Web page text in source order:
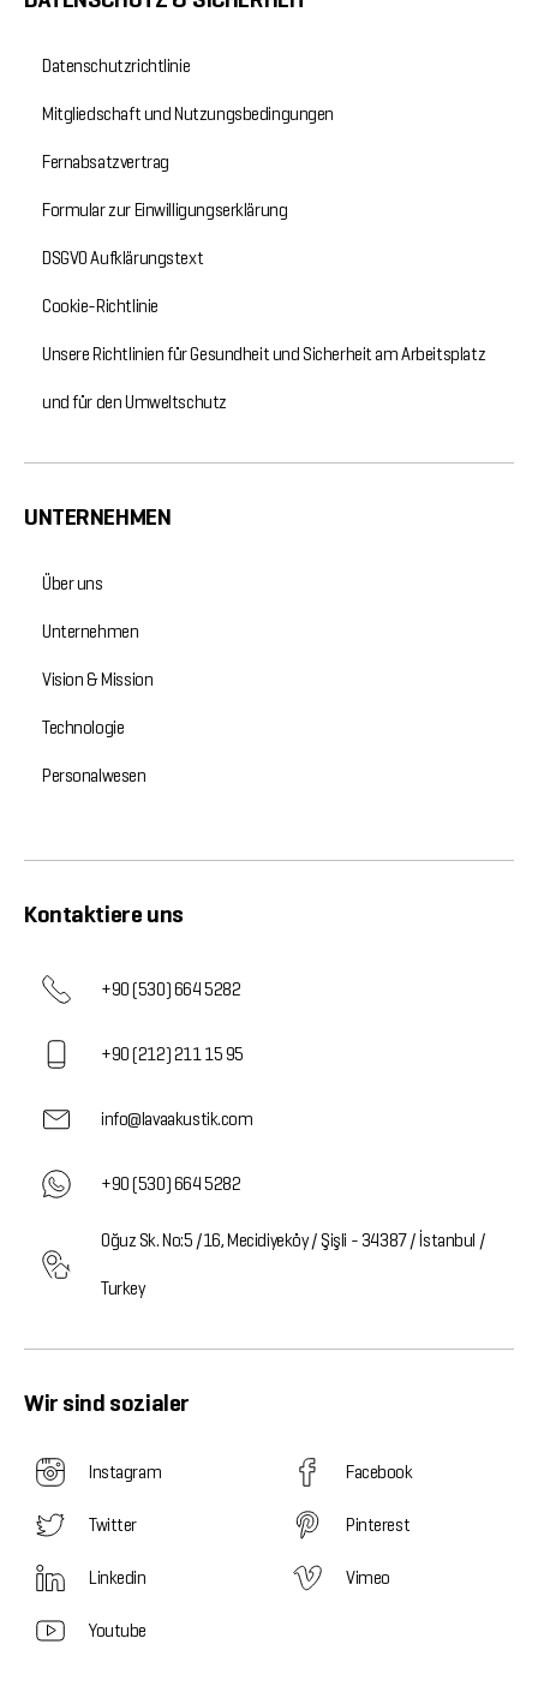
Datenschutzrichtlinie
Mitgliedschaft und Nutzungsbedingungen
Fernabsatzvertrag
Formular zur Einwilligungserklärung
DSGVO Aufklärungstext
Cookie-Richtlinie
Unsere Richtlinien für Gesundheit und Sicherheit am Arbeitsplatz
und für den Umweltschutz
UNTERNEHMEN
Über uns
Unternehmen
Vision & Mission
Technologie
Personalwesen
Kontaktiere uns
+90 (530) 664 5282
+90 (212) 211 15 95
info@lavaakustik.com
+90 (530) 664 5282
Oğuz Sk. No:5 /16, Mecidiyeköy / Şişli - 34387 / İstanbul /
Turkey
Wir sind sozialer
Instagram Facebook
Twitter Pinterest
Linkedin Vimeo
Youtube